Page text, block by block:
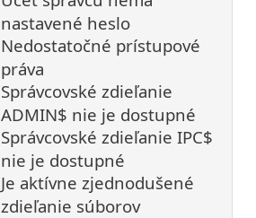
nastavené heslo
Nedostatočné prístupové
práva
Správcovské zdieľanie
ADMIN$ nie je dostupné
Správcovské zdieľanie IPC$
nie je dostupné
Je aktívne zjednodušené
zdieľanie súborov